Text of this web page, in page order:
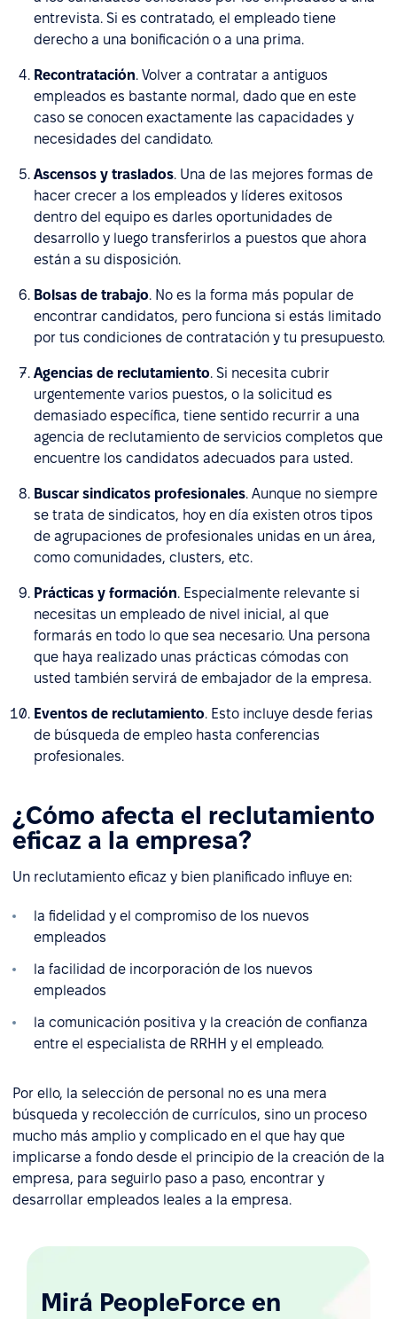
entrevista. Si es contratado, el empleado tiene
derecho a una bonificación o a una prima.
Recontratación. Volver a contratar a antiguos
empleados es bastante normal, dado que en este
caso se conocen exactamente las capacidades y
necesidades del candidato.
Ascensos y traslados. Una de las mejores formas de
hacer crecer a los empleados y líderes exitosos
dentro del equipo es darles oportunidades de
desarrollo y luego transferirlos a puestos que ahora
están a su disposición.
Bolsas de trabajo. No es la forma más popular de
encontrar candidatos, pero funciona si estás limitado
por tus condiciones de contratación y tu presupuesto.
Agencias de reclutamiento. Si necesita cubrir
urgentemente varios puestos, o la solicitud es
demasiado específica, tiene sentido recurrir a una
agencia de reclutamiento de servicios completos que
encuentre los candidatos adecuados para usted.
Buscar sindicatos profesionales. Aunque no siempre
se trata de sindicatos, hoy en día existen otros tipos
de agrupaciones de profesionales unidas en un área,
como comunidades, clusters, etc.
Prácticas y formación. Especialmente relevante si
necesitas un empleado de nivel inicial, al que
formarás en todo lo que sea necesario. Una persona
que haya realizado unas prácticas cómodas con
usted también servirá de embajador de la empresa.
Eventos de reclutamiento. Esto incluye desde ferias
de búsqueda de empleo hasta conferencias
profesionales.
¿Cómo afecta el reclutamiento
eficaz a la empresa?
Un reclutamiento eficaz y bien planificado influye en:
la fidelidad y el compromiso de los nuevos
empleados
la facilidad de incorporación de los nuevos
empleados
la comunicación positiva y la creación de confianza
entre el especialista de RRHH y el empleado.
Por ello, la selección de personal no es una mera
búsqueda y recolección de currículos, sino un proceso
mucho más amplio y complicado en el que hay que
implicarse a fondo desde el principio de la creación de la
empresa, para seguirlo paso a paso, encontrar y
desarrollar empleados leales a la empresa.
Mirá PeopleForce en